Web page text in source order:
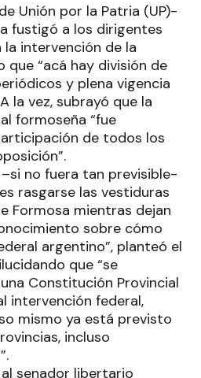
Unión por la Patria (UP)-
fustigó a los dirigentes
intervención de la
que “acá hay división de
y plena vigencia
la vez, subrayó que la
formoseña “fue
de todos los
no fuera tan previsible-
rasgarse las vestiduras
Formosa mientras dejan
sobre cómo
argentino”, planteó el
que “se
Constitución Provincial
intervención federal,
mismo ya está previsto
incluso
senador libertario